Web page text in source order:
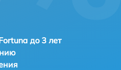
до 3 лет